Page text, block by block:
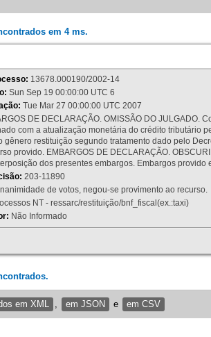
em 4 ms.
13678.000190/2002-14
Sun Sep 19 00:00:00 UTC 6
Tue Mar 27 00:00:00 UTC 2007
DE DECLARAÇÃO. OMISSÃO DO
com a atualização monetária do crédito tributário
gênero restituição segundo tratamento dado pelo
provido. EMBARGOS DE DECLARAÇÃO.
dos presentes embargos. Embargos provido
203-11890
de votos, negou-se provimento ao recurso.
NT - ressarc/restituição/bnf_fiscal(ex.:taxi)
Não Informado
em XML em JSON e em CSV